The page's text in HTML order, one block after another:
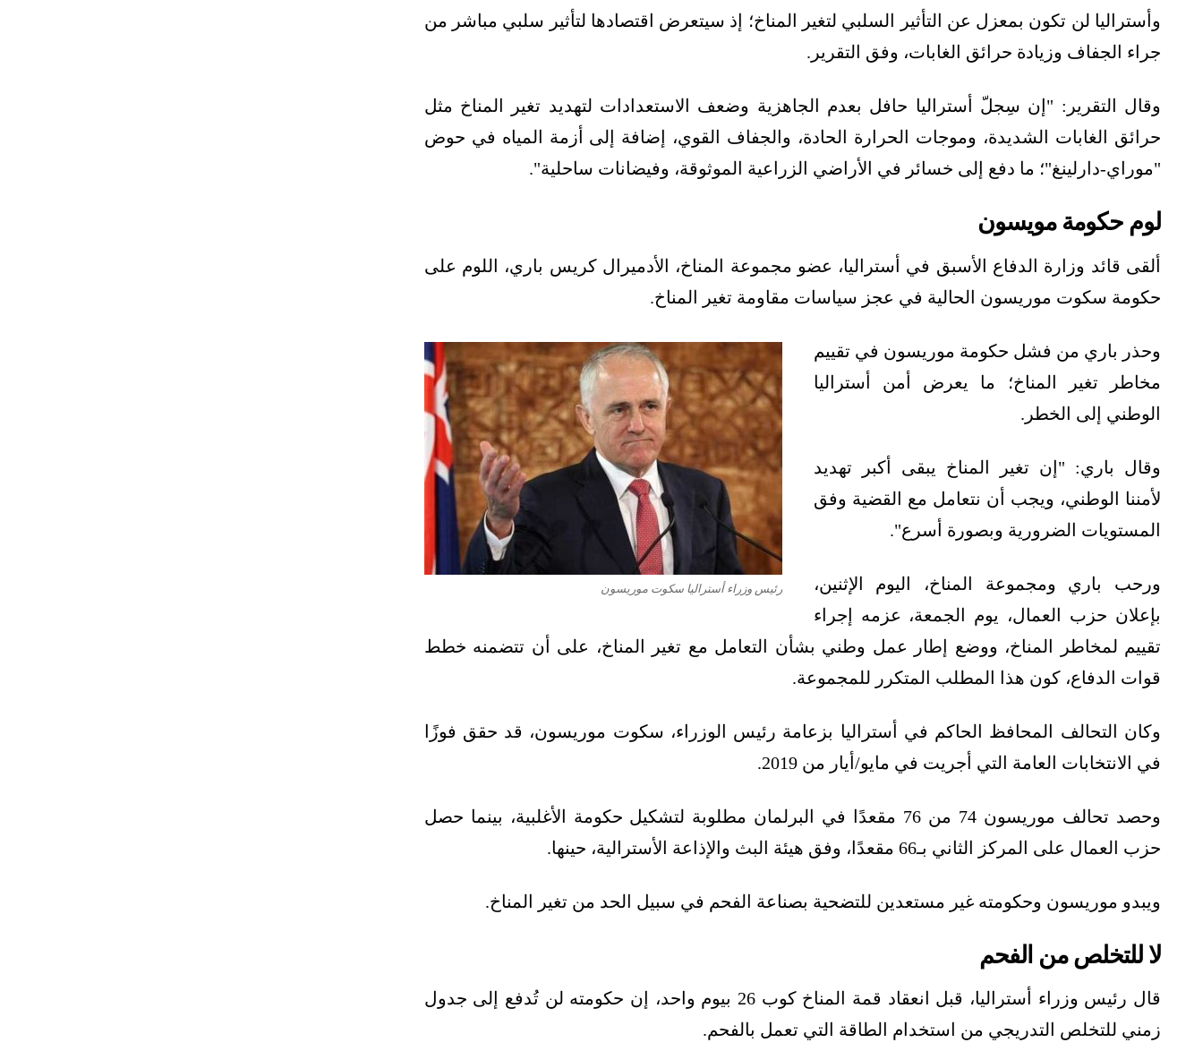
وأستراليا لن تكون بمعزل عن التأثير السلبي لتغير المناخ؛ إذ سيتعرض اقتصادها لتأثير سلبي مباشر من
جراء الجفاف وزيادة حرائق الغابات، وفق التقرير.
وقال التقرير: "إن سِجلّ أستراليا حافل بعدم الجاهزية وضعف الاستعدادات لتهديد تغير المناخ مثل
حرائق الغابات الشديدة، وموجات الحرارة الحادة، والجفاف القوي، إضافة إلى أزمة المياه في حوض
"موراي-دارلينغ"؛ ما دفع إلى خسائر في الأراضي الزراعية الموثوقة، وفيضانات ساحلية".
لوم حكومة مويسون
ألقى قائد وزارة الدفاع الأسبق في أستراليا، عضو مجموعة المناخ، الأدميرال كريس باري، اللوم على
حكومة سكوت موريسون الحالية في عجز سياسات مقاومة تغير المناخ.
رئيس وزراء أستراليا سكوت موريسون
وحذر باري من فشل حكومة موريسون في تقييم
مخاطر تغير المناخ؛ ما يعرض أمن أستراليا
الوطني إلى الخطر.
وقال باري: "إن تغير المناخ يبقى أكبر تهديد
لأمننا الوطني، ويجب أن نتعامل مع القضية وفق
المستويات الضرورية وبصورة أسرع".
ورحب باري ومجموعة المناخ، اليوم الإثنين،
بإعلان حزب العمال، يوم الجمعة، عزمه إجراء
تقييم لمخاطر المناخ، ووضع إطار عمل وطني بشأن التعامل مع تغير المناخ، على أن تتضمنه خطط
قوات الدفاع، كون هذا المطلب المتكرر للمجموعة.
وكان التحالف المحافظ الحاكم في أستراليا بزعامة رئيس الوزراء، سكوت موريسون، قد حقق فوزًا
في الانتخابات العامة التي أجريت في مايو/أيار من 2019.
وحصد تحالف موريسون 74 من 76 مقعدًا في البرلمان مطلوبة لتشكيل حكومة الأغلبية، بينما حصل
حزب العمال على المركز الثاني بـ66 مقعدًا، وفق هيئة البث والإذاعة الأسترالية، حينها.
ويبدو موريسون وحكومته غير مستعدين للتضحية بصناعة الفحم في سبيل الحد من تغير المناخ.
لا للتخلص من الفحم
قال رئيس وزراء أستراليا، قبل انعقاد قمة المناخ كوب 26 بيوم واحد، إن حكومته لن تُدفع إلى جدول
زمني للتخلص التدريجي من استخدام الطاقة التي تعمل بالفحم.